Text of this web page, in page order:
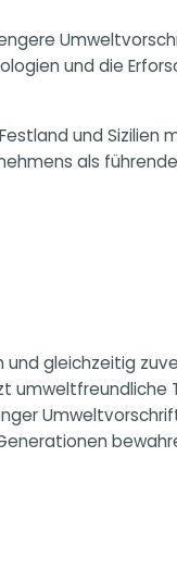
und die
und Sizilien
als
gleichzeitig
umweltfreundliche